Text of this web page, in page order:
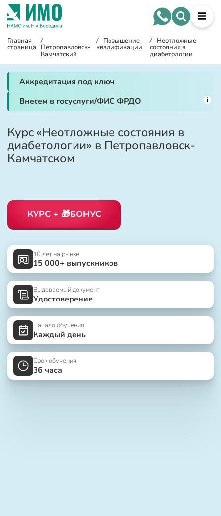
Главная
страница
/
Петропавловск-
Камчатский
/ Повышение
квалификации
/ Неотложные
состояния в
диабетологии
Аккредитация под ключ
Внесем в госуслуги/ФИС ФРДО
i
Курс «Неотложные состояния в
диабетологии» в Петропавловск-
Камчатском
КУРС + 🎁БОНУС
10 лет на рынке
15 000+ выпускников
Выдаваемый документ
Удостоверение
Начало обучения
Каждый день
Срок обучения
36 часа